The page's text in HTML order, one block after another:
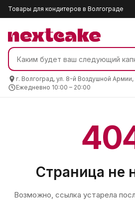
Товары для кондитеров в Волгограде
г. Волгоград, ул. 8-й Воздушной Армии,
Ежедневно 10:00 – 20:00
Страница не
Возможно, ссылка устарела